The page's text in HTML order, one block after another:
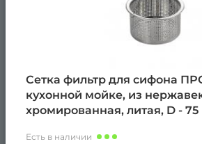
Сетка фильтр для сифона
кухонной мойке, из
хромированная, литая, D -
Есть в наличии